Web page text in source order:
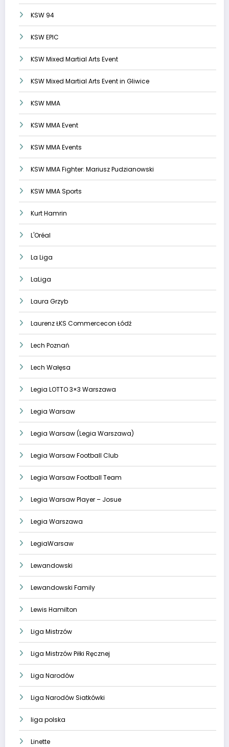
KSW 94
KSW EPIC
KSW Mixed Martial Arts Event
KSW Mixed Martial Arts Event in Gliwice
KSW MMA
KSW MMA Event
KSW MMA Events
KSW MMA Fighter: Mariusz Pudzianowski
KSW MMA Sports
Kurt Hamrin
L'Oréal
La Liga
LaLiga
Laura Grzyb
Laurenz ŁKS Commercecon Łódź
Lech Poznań
Lech Wałęsa
Legia LOTTO 3×3 Warszawa
Legia Warsaw
Legia Warsaw (Legia Warszawa)
Legia Warsaw Football Club
Legia Warsaw Football Team
Legia Warsaw Player – Josue
Legia Warszawa
LegiaWarsaw
Lewandowski
Lewandowski Family
Lewis Hamilton
Liga Mistrzów
Liga Mistrzów Piłki Ręcznej
Liga Narodów
Liga Narodów Siatkówki
liga polska
Linette